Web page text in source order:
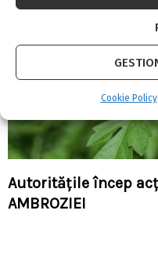
Cookie Policy
Autoritățile încep
AMBROZIEI